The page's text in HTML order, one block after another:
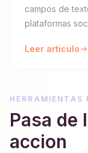
campos de
plataformas
Leer articulo
HERRAMIENTAS
Pasa de
accion